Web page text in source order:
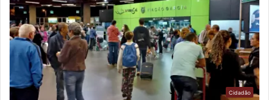
Cidadão